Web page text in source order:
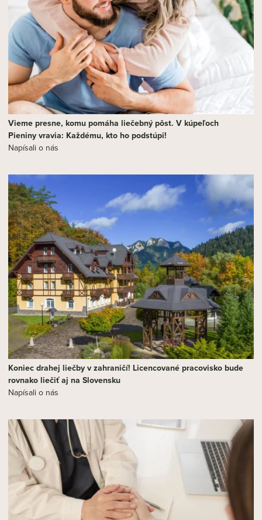
Vieme presne, komu pomáha liečebný pôst. V kúpeľoch
Pieniny vravia: Každému, kto ho podstúpi!
Napísali o nás
Koniec drahej liečby v zahraničí! Licencované pracovisko bude
rovnako liečiť aj na Slovensku
Napísali o nás